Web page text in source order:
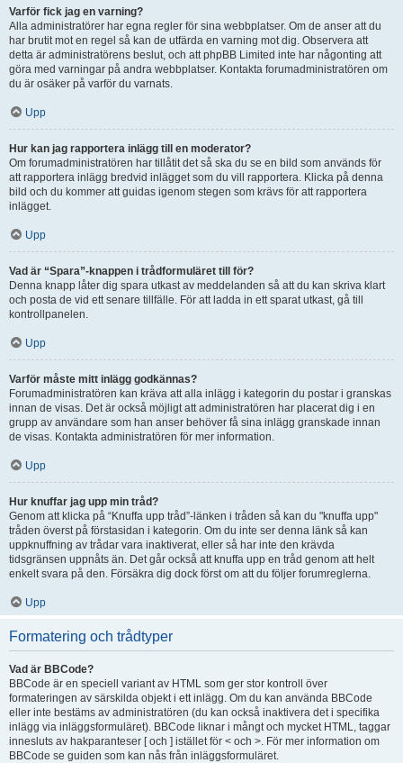
Varför fick jag en varning?
Alla administratörer har egna regler för sina webbplatser. Om de anser att du
har brutit mot en regel så kan de utfärda en varning mot dig. Observera att
detta är administratörens beslut, och att phpBB Limited inte har någonting att
göra med varningar på andra webbplatser. Kontakta forumadministratören om
du är osäker på varför du varnats.
Upp
Hur kan jag rapportera inlägg till en moderator?
Om forumadministratören har tillåtit det så ska du se en bild som används för
att rapportera inlägg bredvid inlägget som du vill rapportera. Klicka på denna
bild och du kommer att guidas igenom stegen som krävs för att rapportera
inlägget.
Upp
Vad är “Spara”-knappen i trådformuläret till för?
Denna knapp låter dig spara utkast av meddelanden så att du kan skriva klart
och posta de vid ett senare tillfälle. För att ladda in ett sparat utkast, gå till
kontrollpanelen.
Upp
Varför måste mitt inlägg godkännas?
Forumadministratören kan kräva att alla inlägg i kategorin du postar i granskas
innan de visas. Det är också möjligt att administratören har placerat dig i en
grupp av användare som han anser behöver få sina inlägg granskade innan
de visas. Kontakta administratören för mer information.
Upp
Hur knuffar jag upp min tråd?
Genom att klicka på “Knuffa upp tråd”-länken i tråden så kan du "knuffa upp"
tråden överst på förstasidan i kategorin. Om du inte ser denna länk så kan
uppknuffning av trådar vara inaktiverat, eller så har inte den krävda
tidsgränsen uppnåts än. Det går också att knuffa upp en tråd genom att helt
enkelt svara på den. Försäkra dig dock först om att du följer forumreglerna.
Upp
Formatering och trådtyper
Vad är BBCode?
BBCode är en speciell variant av HTML som ger stor kontroll över
formateringen av särskilda objekt i ett inlägg. Om du kan använda BBCode
eller inte bestäms av administratören (du kan också inaktivera det i specifika
inlägg via inläggsformuläret). BBCode liknar i mångt och mycket HTML, taggar
innesluts av hakparanteser [ och ] istället för < och >. För mer information om
BBCode se guiden som kan nås från inläggsformuläret.